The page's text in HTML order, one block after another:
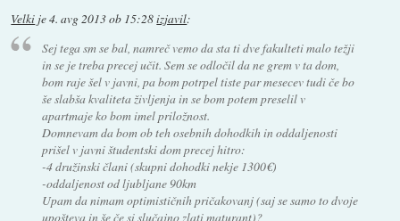
Velki je4. avg 2013 ob 15:28izjavil:
Sej tega sm se bal, namreč vemo da sta ti dve fakulteti malo težji
in se je treba precej učit. Sem se odločil da ne grem v ta dom,
bom raje šel v javni, pa bom potrpel tiste par mesecev tudi če bo
še slabša kvaliteta življenja in se bom potem preselil v
apartmaje ko bom imel priložnost.
Domnevam da bom ob teh osebnih dohodkih in oddaljenosti
prišel v javni študentski dom precej hitro:
-4 družinski člani (skupni dohodki nekje 1300€)
-oddaljenost od ljubljane 90km
Upam da nimam optimističnih pričakovanj (saj se samo to dvoje
upošteva in še če si slučajno zlati maturant)?